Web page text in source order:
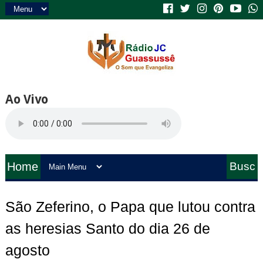
Ao Vivo
Home
Busc
São Zeferino, o Papa que lutou contra
as heresias Santo do dia 26 de
agosto